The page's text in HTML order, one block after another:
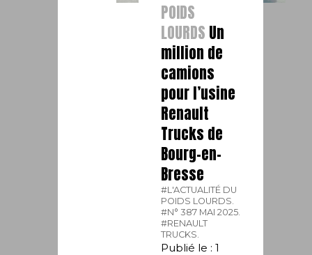
POIDS
LOURDS Un
million de
camions
pour l’usine
Renault
Trucks de
Bourg-en-
Bresse
#L'ACTUALITÉ DU
POIDS LOURDS.
#N° 387 MAI 2025.
#RENAULT
TRUCKS.
Publié le : 1